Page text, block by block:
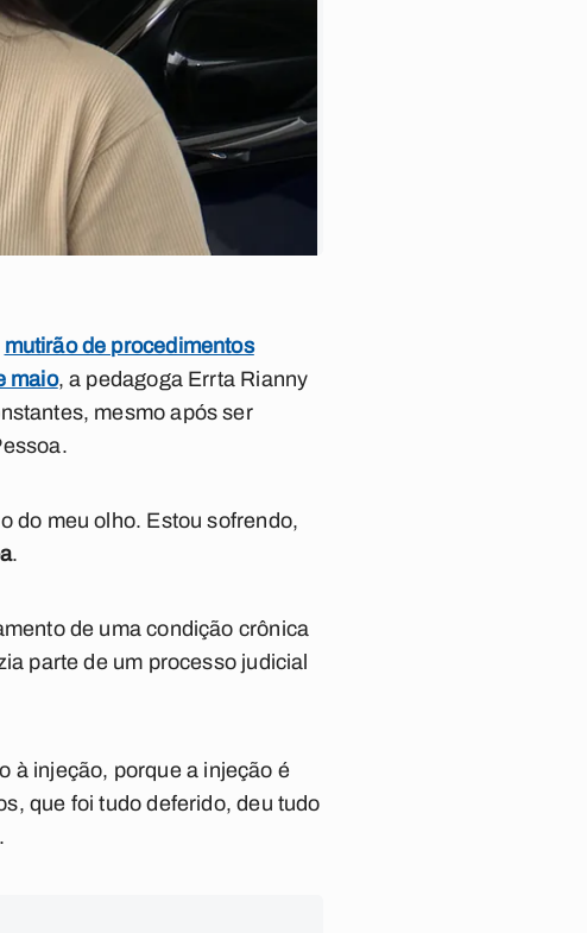
mutirão de procedimentos
maio, a pedagoga Errta Rianny
mesmo após ser
do meu olho. Estou sofrendo,
.
de uma condição crônica
parte de um processo judicial
à injeção, porque a injeção é
que foi tudo deferido, deu tudo